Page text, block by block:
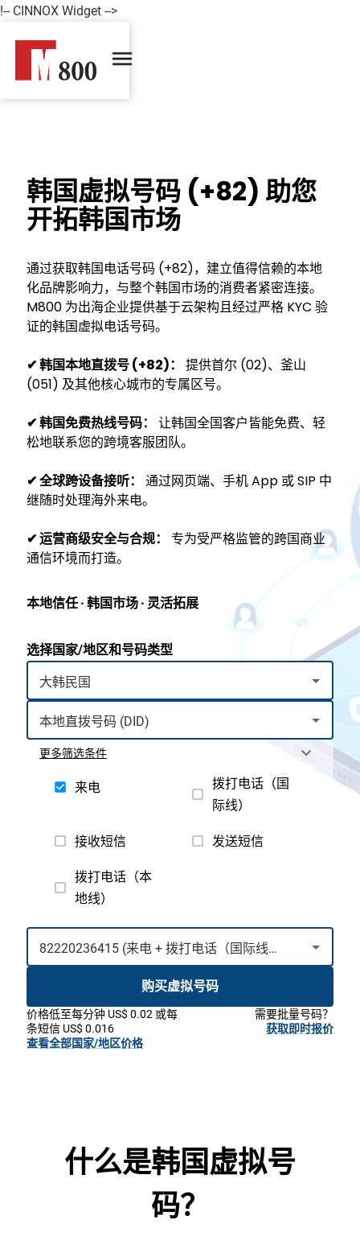
!-- CINNOX Widget -->
韩国虚拟号码 (+82) 助您
开拓韩国市场
通过获取韩国电话号码 (+82)，建立值得信赖的本地
化品牌影响力，与整个韩国市场的消费者紧密连接。
M800 为出海企业提供基于云架构且经过严格 KYC 验
证的韩国虚拟电话号码。
✔韩国本地直拨号 (+82)：
提供首尔 (02)、釜山
(051) 及其他核心城市的专属区号。
✔ 韩国免费热线号码：
让韩国全国客户皆能免费、轻
松地联系您的跨境客服团队。
✔ 全球跨设备接听：
通过网页端、手机 App 或 SIP 中
继随时处理海外来电。
✔ 运营商级安全与合规：
专为受严格监管的跨国商业
通信环境而打造。
本地信任 · 韩国市场 · 灵活拓展
选择国家/地区和号码类型
更多筛选条件
来电
拨打电话（国
际线）
接收短信 发送短信
拨打电话（本
地线）
购买虚拟号码
价格低至每分钟 US$ 0.02 或每
条短信 US$ 0.016
查看全部国家/地区价格
需要批量号码？
获取即时报价
什么是韩国虚拟号
码？